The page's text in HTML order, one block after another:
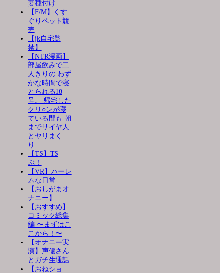
妻種付け
【F/M】くす
ぐりペット競
売
【jk自宅監
禁】
【NTR漫画】
部屋飲みで二
人きりの わず
かな時間で寝
とられる18
号。 帰宅した
クリ○ンが寝
ている間も 朝
までサイヤ人
とヤリまく
り…
【TS】TS
ぶ！
【VR】ハーレ
ムな日常
【おしがまオ
ナニー】
【おすすめ】
コミック総集
編 〜まずはこ
こから！〜
【オナニー実
演】声優さん
とガチ生通話
【おねショ